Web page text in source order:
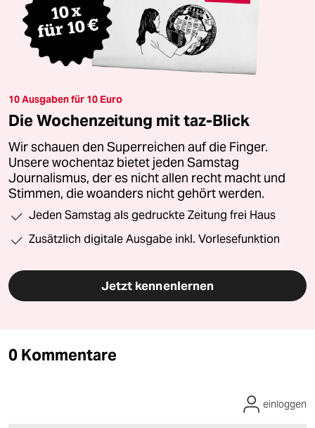
10 Ausgaben für 10 Euro
Die Wochenzeitung mit taz-Blick
Wir schauen den Superreichen auf die Finger.
Unsere wochentaz bietet jeden Samstag
Journalismus, der es nicht allen recht macht und
Stimmen, die woanders nicht gehört werden.
Jeden Samstag als gedruckte Zeitung frei Haus
Zusätzlich digitale Ausgabe inkl. Vorlesefunktion
Jetzt kennenlernen
0 Kommentare
einloggen